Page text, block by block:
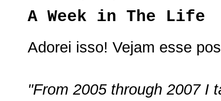
A Week in The Life
Adorei isso! Vejam esse
"From 2005 through 2007 I